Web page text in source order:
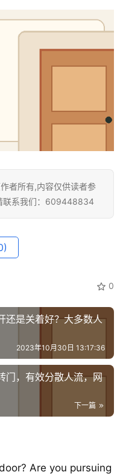
者所有,内容仅供读者参
联系我们：609448834
0
还是关着好？大多数人
2023年10月30日 13:17:36
门，有效分散人流，网
下一篇
Are you pursuing